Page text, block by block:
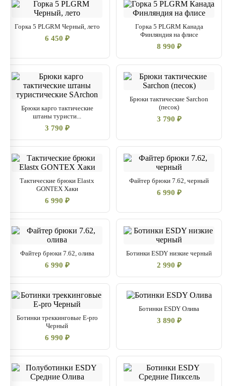
Горка 5 PLGRM Черный, лето
6 450 ₽
Горка 5 PLGRM Канада
Финляндия на флисе
8 990 ₽
Брюки карго тактические
штаны туристи...
3 790 ₽
Брюки тактические Sarchon
(песок)
3 790 ₽
Тактические брюки Elastx
GONTEX Хаки
6 990 ₽
Файтер брюки 7.62, черный
6 990 ₽
Файтер брюки 7.62, олива
6 990 ₽
Ботинки ESDY низкие черный
2 990 ₽
Ботинки треккинговые E-pro
Черный
6 990 ₽
Ботинки ESDY Олива
3 890 ₽